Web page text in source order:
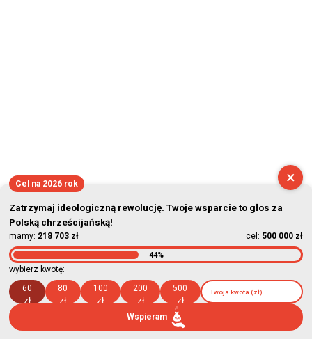
×
Cel na 2026 rok
Zatrzymaj ideologiczną rewolucję. Twoje wsparcie to głos za
Polską chrześcijańską!
mamy: 218 703 zł cel: 500 000 zł
44%
wybierz kwotę:
60
zł
80
zł
100
zł
200
zł
500
zł
Wspieram